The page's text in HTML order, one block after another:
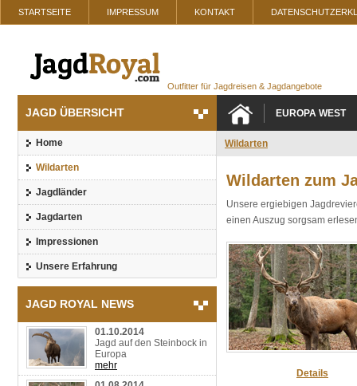
STARTSEITE IMPRESSUM KONTAKT
Outfitter für Jagdreisen & Jagdangebote
JAGD ÜBERSICHT
Home
Wildarten
Jagdländer
Jagdarten
Impressionen
Unsere Erfahrung
JAGD ROYAL NEWS
01.10.2014
Jagd auf den Steinbock in
Europa
mehr
EUROPA WEST
Wildarten
Wildarten zum
Unsere ergiebigen
einen Auszug sorgsam
Details